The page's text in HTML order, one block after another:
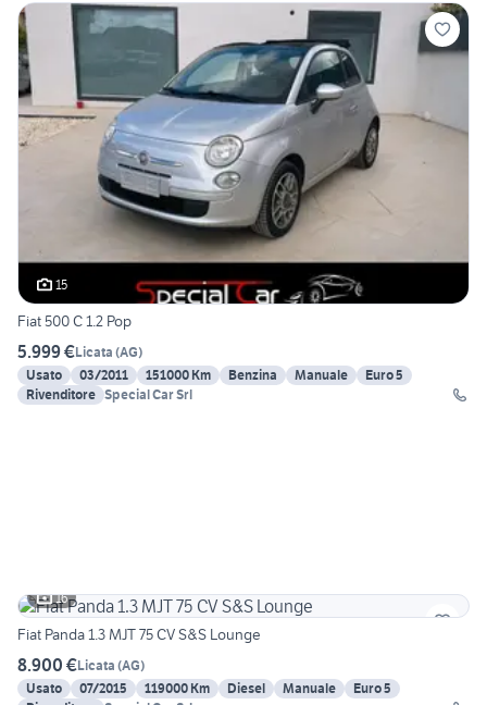
15
Fiat 500 C 1.2 Pop
5.999 €Licata (AG)
Usato
03/2011 151000 Km Benzina Manuale
Euro 5
Rivenditore Special Car Srl
16
Fiat Panda 1.3 MJT 75 CV S&S Lounge
8.900 €Licata (AG)
Usato
07/2015 119000 Km Diesel Manuale
Euro 5